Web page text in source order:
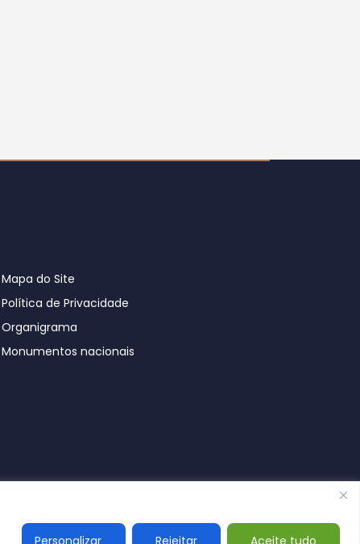
Personalizar Rejeitar Aceite tudo
Mapa do Site
Política de Privacidade
Organigrama
Monumentos nacionais